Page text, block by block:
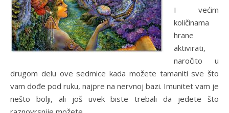
I većim
količinama
hrane
aktivirati,
naročito u
drugom delu ove sedmice kada možete tamaniti sve što
vam dođe pod ruku, najpre na nervnoj bazi. Imunitet vam je
nešto bolji, ali još uvek biste trebali da jedete što